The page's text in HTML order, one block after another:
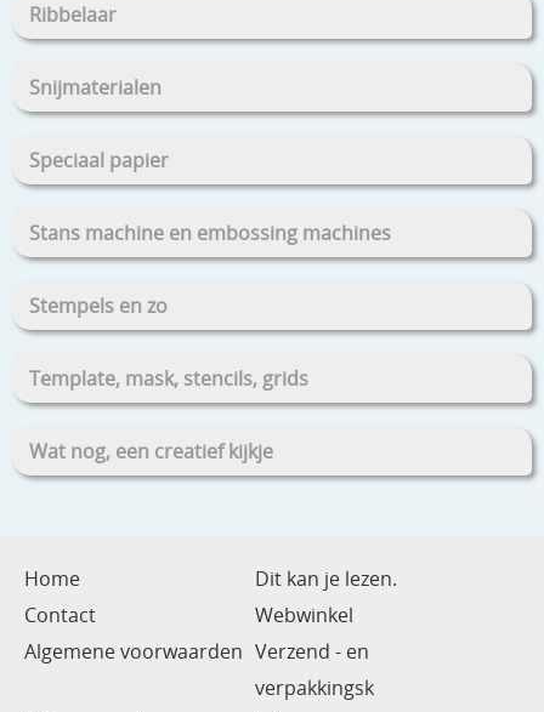
Ribbelaar
Snijmaterialen
Speciaal papier
Stans machine en embossing machines
Stempels en zo
Template, mask, stencils, grids
Wat nog, een creatief kijkje
Home
Dit kan je lezen.
Contact
Webwinkel
Algemene voorwaarden Verzend - en
verpakkingsk